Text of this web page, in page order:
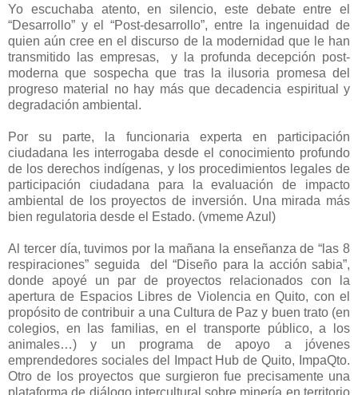
Yo escuchaba atento, en silencio, este debate entre el
“Desarrollo” y el “Post-desarrollo”, entre la ingenuidad de
quien aún cree en el discurso de la modernidad que le han
transmitido las empresas, y la profunda decepción post-
moderna que sospecha que tras la ilusoria promesa del
progreso material no hay más que decadencia espiritual y
degradación ambiental.
Por su parte, la funcionaria experta en participación
ciudadana les interrogaba desde el conocimiento profundo
de los derechos indígenas, y los procedimientos legales de
participación ciudadana para la evaluación de impacto
ambiental de los proyectos de inversión. Una mirada más
bien regulatoria desde el Estado. (vmeme Azul)
Al tercer día, tuvimos por la mañana la enseñanza de “las 8
respiraciones” seguida del “Diseño para la acción sabia”,
donde apoyé un par de proyectos relacionados con la
apertura de Espacios Libres de Violencia en Quito, con el
propósito de contribuir a una Cultura de Paz y buen trato (en
colegios, en las familias, en el transporte público, a los
animales…) y un programa de apoyo a jóvenes
emprendedores sociales del Impact Hub de Quito, ImpaQto.
Otro de los proyectos que surgieron fue precisamente una
plataforma de diálogo intercultural sobre minería en territorio